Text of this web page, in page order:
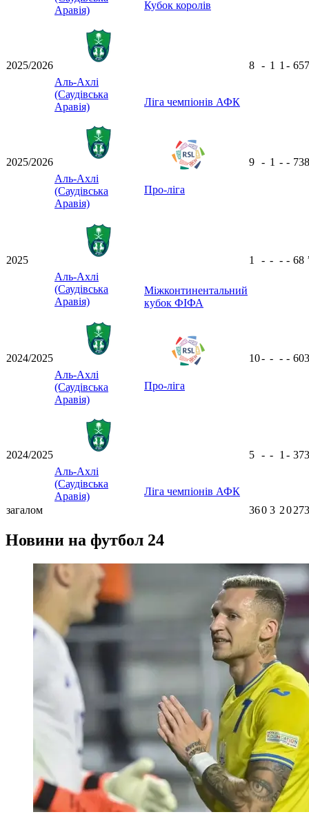
Аравія)
Кубок королів
2025/2026
Аль-Ахлі
(Саудівська
Аравія)
Ліга чемпіонів АФК
8 - 1 1 -
2025/2026
Аль-Ахлі
(Саудівська
Аравія)
Про-ліга
9 - 1 - -
2025
Аль-Ахлі
(Саудівська
Аравія)
Міжконтинентальний
кубок ФІФА
1 - - - - 68
2024/2025
Аль-Ахлі
(Саудівська
Аравія)
Про-ліга
10- - - -
2024/2025
Аль-Ахлі
(Саудівська
Аравія)
Ліга чемпіонів АФК
5 - - 1 -
загалом 360 3 20
Новини на футбол 24